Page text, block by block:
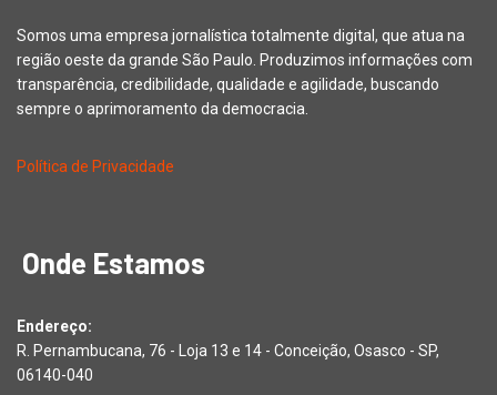
Somos uma empresa jornalística totalmente digital, que atua na
região oeste da grande São Paulo. Produzimos informações com
transparência, credibilidade, qualidade e agilidade, buscando
sempre o aprimoramento da democracia.
Política de Privacidade
Onde Estamos
Endereço:
R. Pernambucana, 76 - Loja 13 e 14 - Conceição, Osasco - SP,
06140-040